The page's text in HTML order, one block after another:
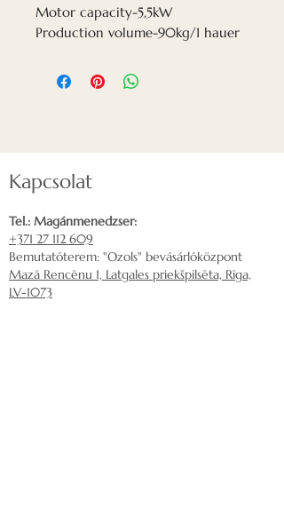
Motor capacity-5,5kW
Production volume-90kg/1 hauer
Kapcsolat
Tel.: Magánmenedzser:
+371 27 112 609
Bemutatóterem: "Ozols" bevásárlóközpont
Mazā Rencēnu 1, Latgales priekšpilsēta, Rīga,
LV-1073